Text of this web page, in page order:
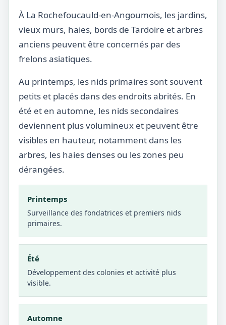
À La Rochefoucauld-en-Angoumois, les jardins,
vieux murs, haies, bords de Tardoire et arbres
anciens peuvent être concernés par des
frelons asiatiques.
Au printemps, les nids primaires sont souvent
petits et placés dans des endroits abrités. En
été et en automne, les nids secondaires
deviennent plus volumineux et peuvent être
visibles en hauteur, notamment dans les
arbres, les haies denses ou les zones peu
dérangées.
Printemps
Surveillance des fondatrices et premiers nids
primaires.
Été
Développement des colonies et activité plus
visible.
Automne